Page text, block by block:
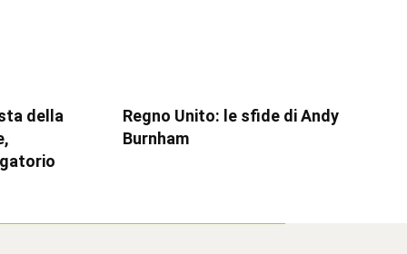
della
Regno Unito: le sfide di Andy
Burnham